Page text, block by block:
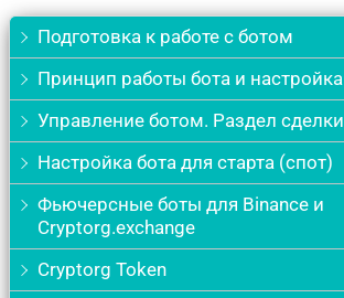
Подготовка к работе с ботом
Принцип работы бота и настройка
Управление ботом. Раздел сделки
Настройка бота для старта (спот)
Фьючерсные боты для Binance и
Cryptorg.exchange
Cryptorg Token